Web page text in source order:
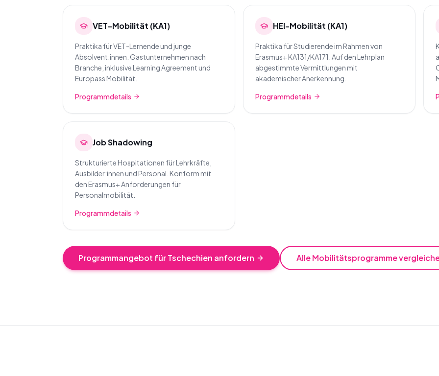
VET-Mobilität (KA1)
Praktika für VET-Lernende und junge
Absolvent:innen. Gastunternehmen nach
Branche, inklusive Learning Agreement und
Europass Mobilität.
Programmdetails
HEI-Mobilität (KA1)
Praktika für Studierende im Rahmen von
Erasmus+ KA131/KA171. Auf den Lehrplan
abgestimmte Vermittlungen mit
akademischer Anerkennung.
Programmdetails
Job Shadowing
Strukturierte Hospitationen für Lehrkräfte,
Ausbilder:innen und Personal. Konform mit
den Erasmus+ Anforderungen für
Personalmobilität.
Programmdetails
Programmangebot für Tschechien anfordern Alle Mobilitätsprogramme